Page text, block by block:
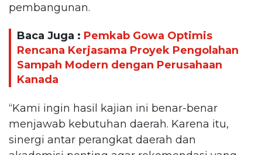
pembangunan.
Baca Juga : Pemkab Gowa Optimis
Rencana Kerjasama Proyek Pengolahan
Sampah Modern dengan Perusahaan
Kanada
“Kami ingin hasil kajian ini benar-benar
menjawab kebutuhan daerah. Karena itu,
sinergi antar perangkat daerah dan